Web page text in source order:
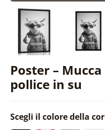
Poster –
pollice in su
Scegli il colore della